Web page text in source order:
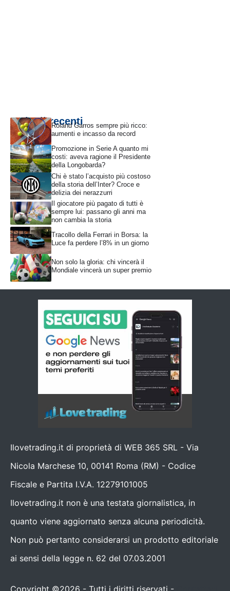
Articoli recentiRoland Garros sempre più ricco:
aumenti e incasso da record
Promozione in Serie A quanto mi
costi: aveva ragione il Presidente
della Longobarda?
Chi è stato l’acquisto più costoso
della storia dell’Inter? Croce e
delizia dei nerazzurri
Il giocatore più pagato di tutti è
sempre lui: passano gli anni ma
non cambia la storia
Tracollo della Ferrari in Borsa: la
Luce fa perdere l’8% in un giorno
Non solo la gloria: chi vincerà il
Mondiale vincerà un super premio
Ilovetrading.it di proprietà di WEB 365 SRL - Via
Nicola Marchese 10, 00141 Roma (RM) - Codice
Fiscale e Partita I.V.A. 12279101005
Ilovetrading.it non è una testata giornalistica, in
quanto viene aggiornato senza alcuna periodicità.
Non può pertanto considerarsi un prodotto editoriale
ai sensi della legge n. 62 del 07.03.2001
Copyright ©2026 - Tutti i diritti riservati -